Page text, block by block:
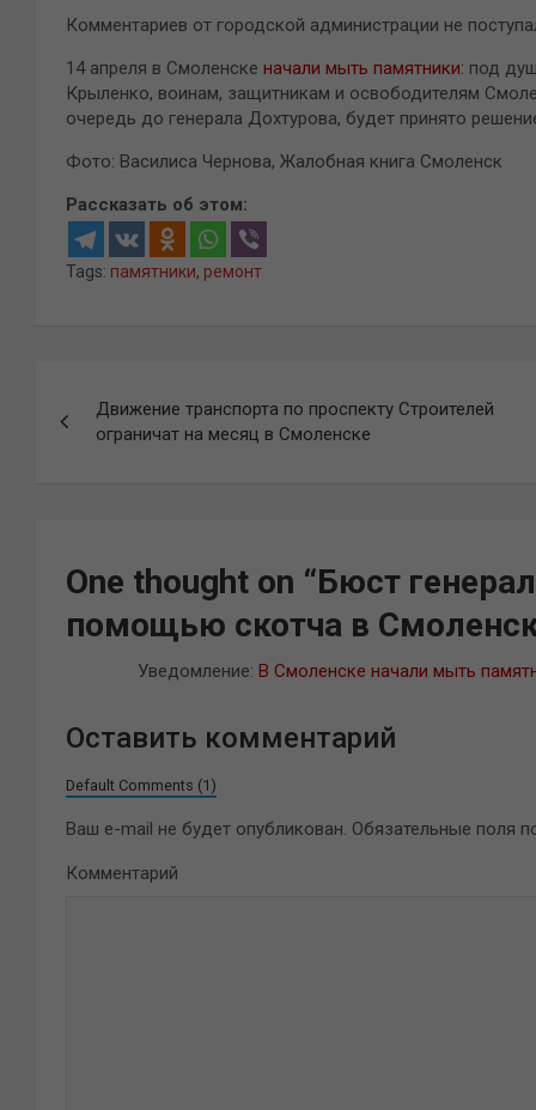
Комментариев от городской администрации не
14 апреля в Смоленске начали мыть памятники: под
Крыленко, воинам, защитникам и освободителям
очередь до генерала Дохтурова, будет принято
Фото: Василиса Чернова, Жалобная книга Смоленск
Рассказать об этом:
Tags: памятники, ремонт
по
Движение транспорта по проспекту Строителей
ограничат на месяц в Смоленске
One thought on “Бюст
помощью скотча в
Уведомление: В Смоленске начали мыть
Оставить комментарий
Default Comments (1)
Ваш e-mail не будет опубликован. Обязательные поля
Комментарий